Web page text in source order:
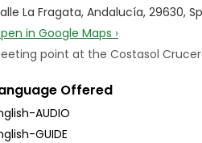
La Fragata, Andalucía, 29630,
in Google Maps ›
point at the Costasol
Offered
AUDIO
GUIDE